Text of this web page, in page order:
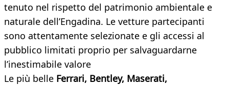
tenuto nel rispetto del patrimonio ambientale e
naturale dell’Engadina. Le vetture partecipanti
sono attentamente selezionate e gli accessi al
pubblico limitati proprio per salvaguardarne
l’inestimabile valore
Le più belle Ferrari, Bentley, Maserati,